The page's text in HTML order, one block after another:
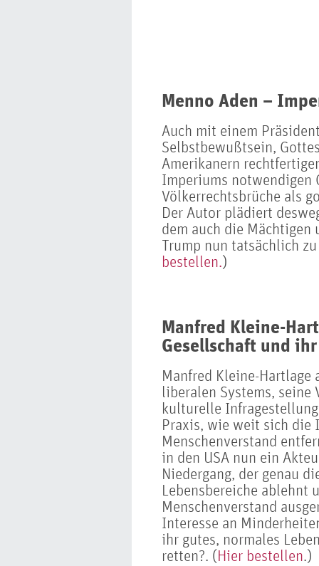
Menno Aden –
Auch mit einem
Selbstbewußtsein,
Amerikanern
Imperiums notwendigen
Völkerrechtsbrüche als
Der Autor plädiert
dem auch die
Trump nun tatsächlich
bestellen.)
Manfred Kleine-
Gesellschaft und
Manfred Kleine-
liberalen Systems, seine
kulturelle
Praxis, wie weit sich die
Menschenverstand
in den USA nun ein
Niedergang, der genau
Lebensbereiche ablehnt
Menschenverstand
Interesse an
ihr gutes, normales
retten?. ( Hier bestellen.)